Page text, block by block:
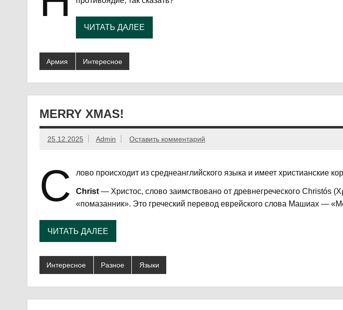
ЧИТАТЬ ДАЛЕЕ
Армия Интересное
MERRY XMAS!
25.12.2025 Admin Оставить комментарий
С лово происходит из среднеанглийского языка и имеет христианские
Christ— Христос, слово заимствовано от древнегреческого Christós
«помазанник». Это греческий перевод еврейского слова Машиах —
ЧИТАТЬ ДАЛЕЕ
Интересное Разное Языки